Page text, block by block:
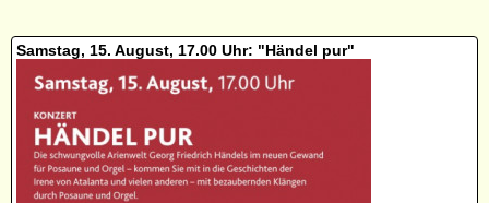
Samstag, 15. August, 17.00 Uhr: "Händel pur"